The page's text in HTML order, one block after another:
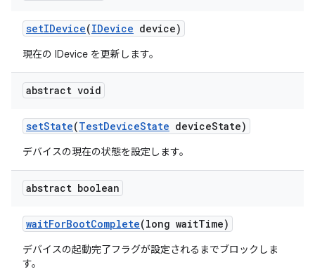
setIDevice(IDevice device)
現在の IDevice を更新します。
abstract void
setState(TestDeviceState deviceState)
デバイスの現在の状態を設定します。
abstract boolean
waitForBootComplete(long waitTime)
デバイスの起動完了フラグが設定されるまでブロックしま
す。